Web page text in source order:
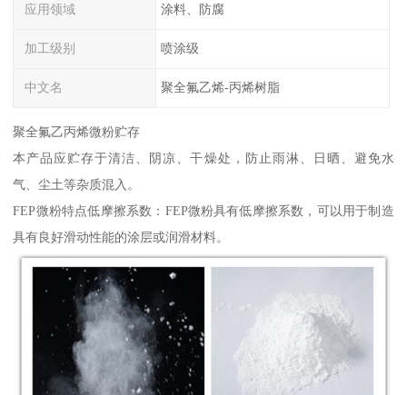
应用领域 涂料、防腐
加工级别 喷涂级
中文名 聚全氟乙烯-丙烯树脂
聚全氟乙丙烯微粉贮存
本产品应贮存于清洁、阴凉、干燥处，防止雨淋、日晒、避免水
气、尘土等杂质混入。
FEP微粉特点低摩擦系数：FEP微粉具有低摩擦系数，可以用于制造
具有良好滑动性能的涂层或润滑材料。